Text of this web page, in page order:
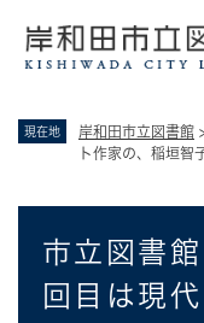
現在地 岸和田市立図書館
ト作家の、稲垣智
市立図書
回目は現